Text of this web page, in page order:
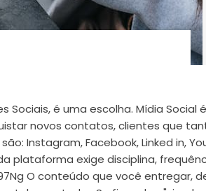
Sociais, é uma escolha. Mídia Social
novos contatos, clientes que
Instagram, Facebook, Linked in,
plataforma exige disciplina,
O conteúdo que você entregar,